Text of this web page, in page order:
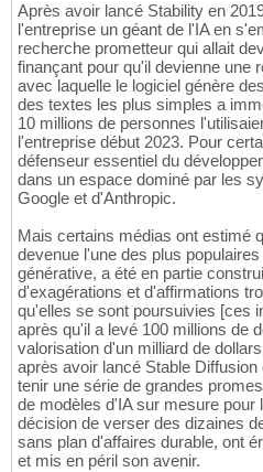
Après avoir lancé Stability en
l'entreprise un géant de l'IA en
recherche prometteur qui allait
finançant pour qu'il devienne une
avec laquelle le logiciel génère
des textes les plus simples a
10 millions de personnes
l'entreprise début 2023. Pour
défenseur essentiel du
dans un espace dominé par les
Google et d'Anthropic.
Mais certains médias ont estimé
devenue l'une des plus
générative, a été en partie
d'exagérations et d'affirmations
qu'elles se sont poursuivies [ces
après qu'il a levé 100 millions de
valorisation d'un milliard de
après avoir lancé Stable
tenir une série de grandes
de modèles d'IA sur mesure pour
décision de verser des dizaines
sans plan d'affaires durable, ont
et mis en péril son avenir.